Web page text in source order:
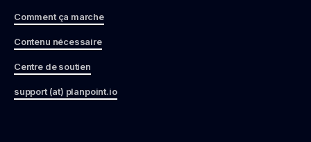
Comment ça marche
Contenu nécessaire
Centre de soutien
support (at) planpoint.io